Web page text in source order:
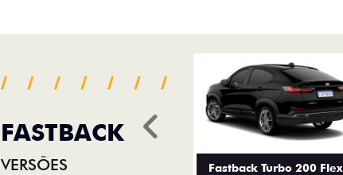
FASTBACK
VERSÕES
Fastback Turbo 200 Flex
Anterior